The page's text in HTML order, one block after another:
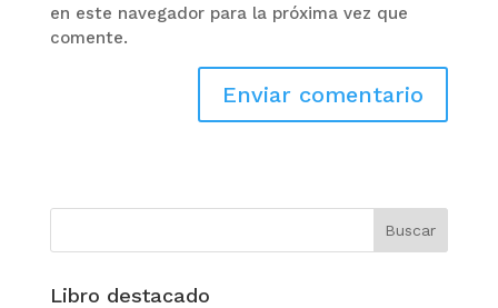
en este navegador para la próxima vez que
comente.
Libro destacado